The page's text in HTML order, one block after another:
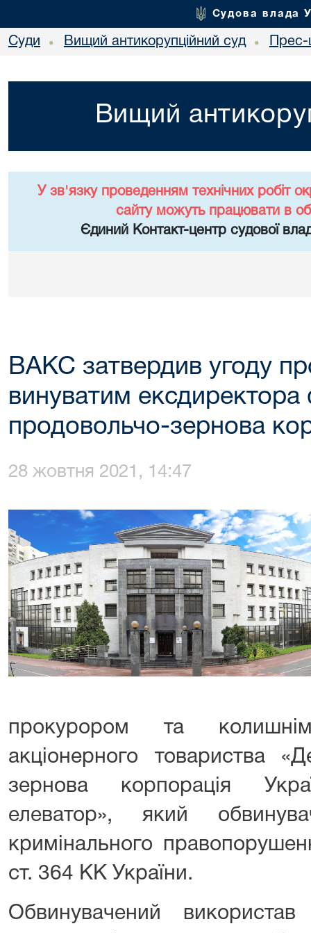
Судова влада
Суди • Вищий антикорупційний суд •
Вищий
У зв'язку проведенням технічних робіт
сайту можуть працювати в
Єдиний Контакт-центр судової
ВАКС затвердив угоду
винуватим ексдиректора
продовольчо-зернова
28 жовтня 2021, 14:47
прокурором та
акціонерного товариства
зернова корпорація
елеватор», який
кримінального
ст. 364 КК України.
Обвинувачений